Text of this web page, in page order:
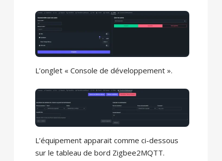
L’onglet « Console de développement ».
L’équipement apparait comme ci-dessous
sur le tableau de bord Zigbee2MQTT.